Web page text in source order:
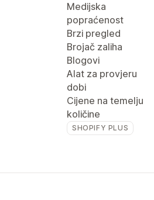
Medijska
popraćenost
Brzi pregled
Brojač zaliha
Blogovi
Alat za provjeru
dobi
Cijene na temelju
količine
SHOPIFY PLUS